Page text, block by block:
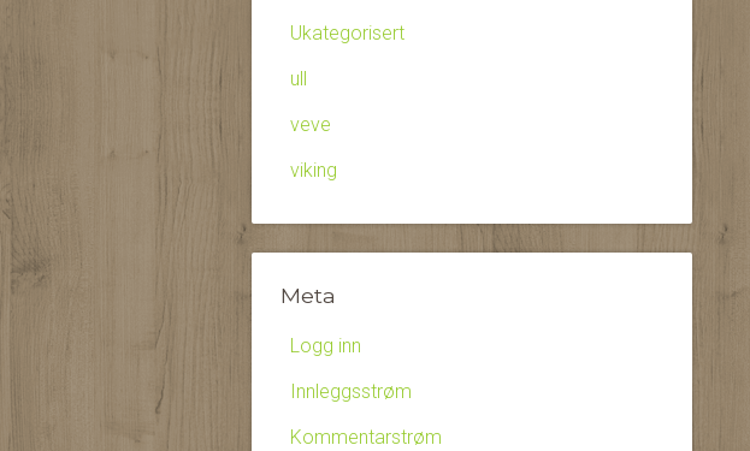
Ukategorisert
ull
veve
viking
Meta
Logg inn
Innleggsstrøm
Kommentarstrøm